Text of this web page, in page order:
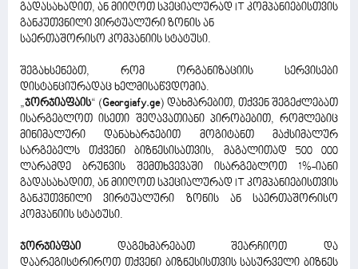
გადასახადით, ან მიიღოთ სპეციალურად IT კომპანიებისთვის
განკუთვნილი ვირტუალური ზონის ან
საერთაშორისო კომპანიის სტატუსი.
შეგახსენებთ, რომ ორგანიზაციის სერვისები
დისტანციურადაც ხელმისაწვდომია.
„ჯორჯიაფაის“ (Georgiafy.ge) დახმარებით, თქვენ შეგეძლებათ
ისარგებლოთ ისეთი შეღავათიანი პირობებით, რომლებიც
მინიმალური დანახარჯებით მოგიტანთ მაქსიმალურ
სარგებელს თქვენი ბიზნესისათვის, მაგალითად 500 000
ლარამდე ბრუნვის შემთხვევაში ისარგებლოთ 1%-იანი
გადასახადით, ან მიიღოთ სპეციალურად IT კომპანიებისთვის
განკუთვნილი ვირტუალური ზონის ან საერთაშორისო
კომპანიის სტატუსი.
ჯორჯიაფაი დაგეხმარებათ შეარჩიოთ და
დაარეგისტრიროთ თქვენი ბიზნესისთვის სასურველი ბიზნეს